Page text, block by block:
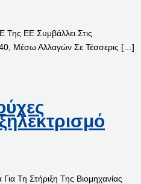
Της ΕΕ Συμβάλλει Στις
Μέσω Αλλαγών Σε Τέσσερις […]
Τη Στήριξη Της Βιομηχανίας